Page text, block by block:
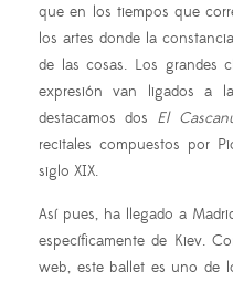
que en los tiempos que
los artes donde la
de las cosas. Los grandes
expresión van ligados a
destacamos dos El
recitales compuestos por
siglo XIX.
Así pues, ha llegado a
específicamente de Kiev.
web, este ballet es uno de